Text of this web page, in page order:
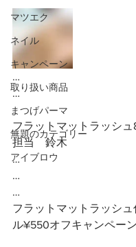
マツエク
ネイル
キャンペーン
取り扱い商品
まつげパーマ
無題のカテゴリー
アイブロウ
…
…
フラットマットラッシ
担当　鈴木
…
…
…
フラットマットラッシ
ル¥550オフキャンペー